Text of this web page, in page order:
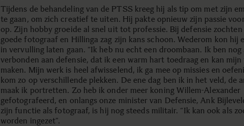
Tijdens de behandeling van de PTSS kreeg hij als tip om met zijn
te gaan, om zich creatief te uiten. Hij pakte opnieuw zijn passie
op. Zijn hobby groeide al snel uit tot professie. Bij defensie zochten
goede fotograaf en Hillinga zag zijn kans schoon. Wederom kon hij
in vervulling laten gaan. “Ik heb nu echt een droombaan. Ik ben nog
verbonden aan defensie, dat ik een warm hart toedraag en kan
maken. Mijn werk is heel afwisselend, ik ga mee op missies en
kom zo op verschillende plekken. De ene dag ben ik in het veld, de
maak ik portretten. Zo heb ik onder meer koning Willem-Alexander
gefotografeerd, en onlangs onze minister van Defensie, Ank
zijn functie als fotograaf, is hij nog steeds militair. “Ik kan ook als
worden ingezet”.